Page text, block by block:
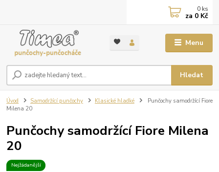
Menu
Hledat
0 ks
za 0 Kč
Úvod Samodržící punčochy Klasické hladké
Punčochy samodržící Fiore
Milena 20
Punčochy samodržící Fiore Milena
20
Nejžádanější